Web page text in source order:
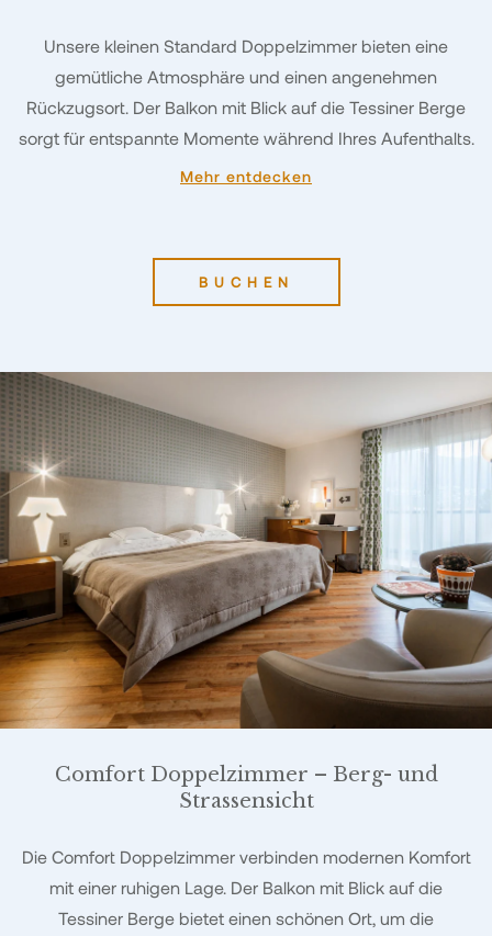
Unsere kleinen Standard Doppelzimmer bieten eine
gemütliche Atmosphäre und einen angenehmen
Rückzugsort. Der Balkon mit Blick auf die Tessiner Berge
sorgt für entspannte Momente während Ihres Aufenthalts.
Mehr entdecken
BUCHEN
Comfort Doppelzimmer – Berg- und
Strassensicht
Die Comfort Doppelzimmer verbinden modernen Komfort
mit einer ruhigen Lage. Der Balkon mit Blick auf die
Tessiner Berge bietet einen schönen Ort, um die